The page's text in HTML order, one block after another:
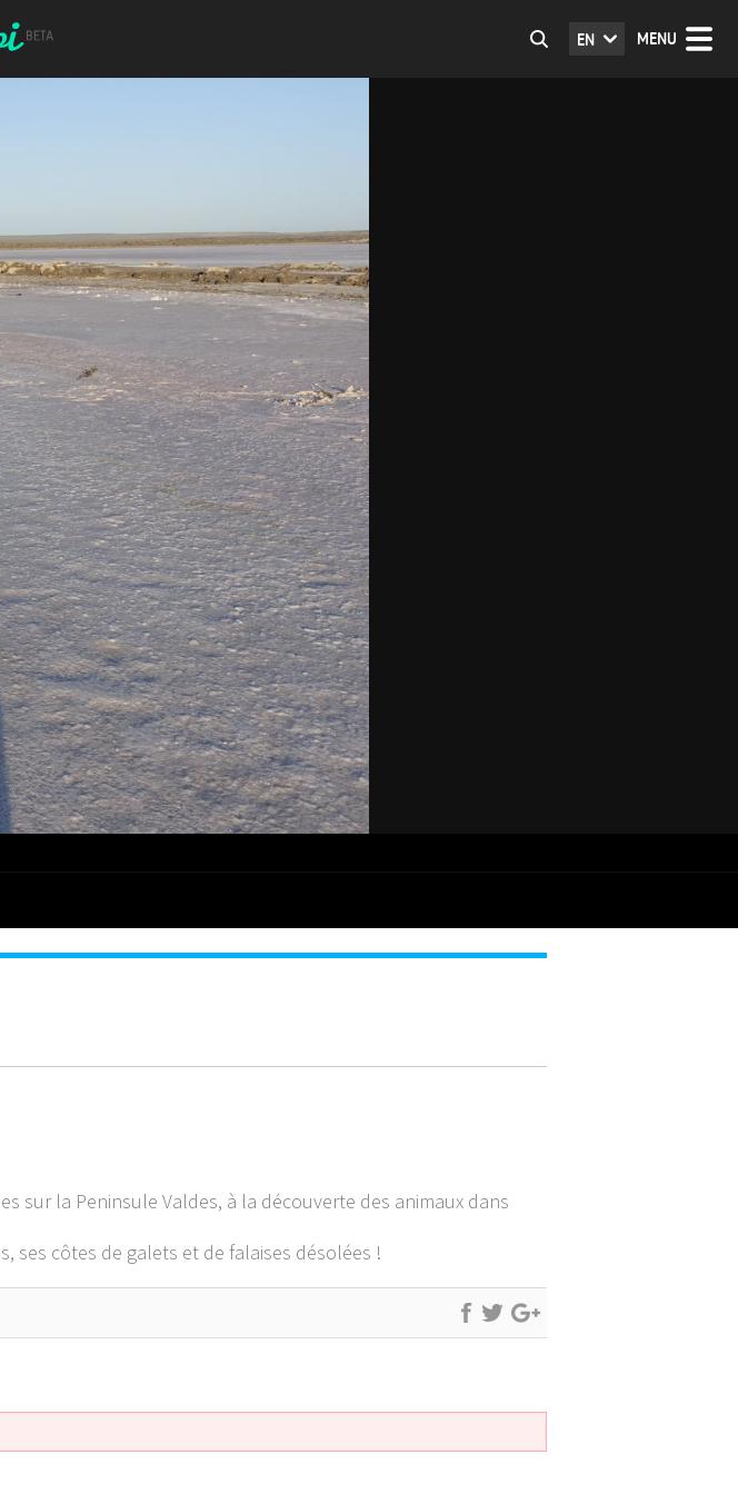
MENU
EN
sur la Peninsule Valdes, à la découverte des animaux dans
ses côtes de galets et de falaises désolées !